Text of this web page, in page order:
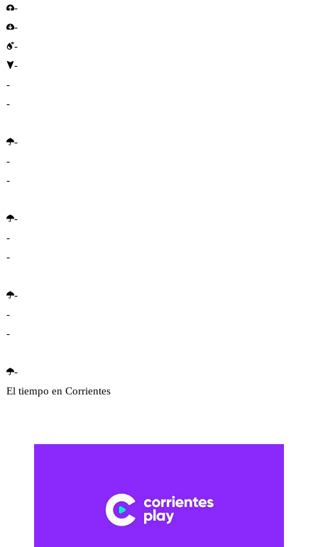
-
-
-
-
-
-
-
-
-
-
-
-
-
-
-
-
El tiempo en Corrientes